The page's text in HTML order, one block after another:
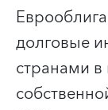
долговые
странами в